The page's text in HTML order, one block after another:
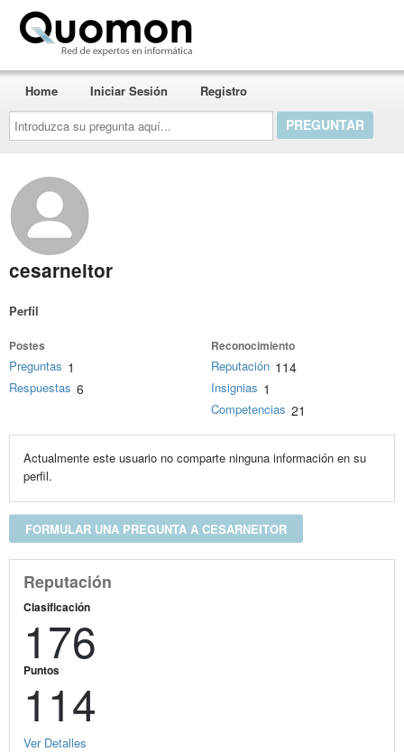
Introduzca
su
pregunta
aquí...
Home Iniciar Sesión Registro
cesarneitor
Perfil
Postes
Preguntas 1
Respuestas 6
Reconocimiento
Reputación 114
Insignias 1
Competencias 21
Actualmente este usuario no comparte ninguna información en su
perfil.
FORMULAR UNA PREGUNTA A CESARNEITOR
Reputación
Clasificación
176
Puntos
114
Ver Detalles